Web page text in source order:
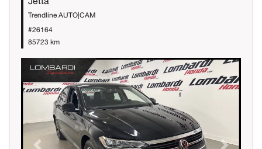
Trendline AUTO|CAM
#26164
85723 km